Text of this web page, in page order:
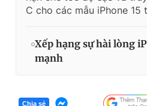
C cho các mẫu iPhone 15
Xếp hạng sự hài lòng
mạnh
Chia sẻ